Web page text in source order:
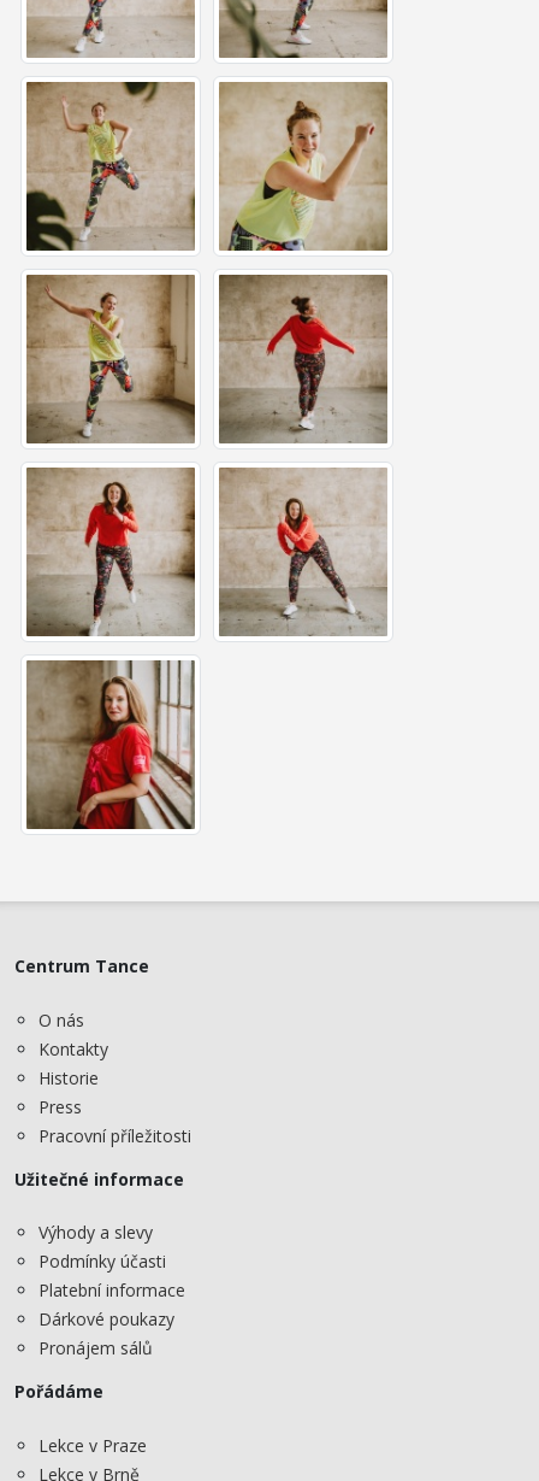
Centrum Tance
O nás
Kontakty
Historie
Press
Pracovní příležitosti
Užitečné informace
Výhody a slevy
Podmínky účasti
Platební informace
Dárkové poukazy
Pronájem sálů
Pořádáme
Lekce v Praze
Lekce v Brně